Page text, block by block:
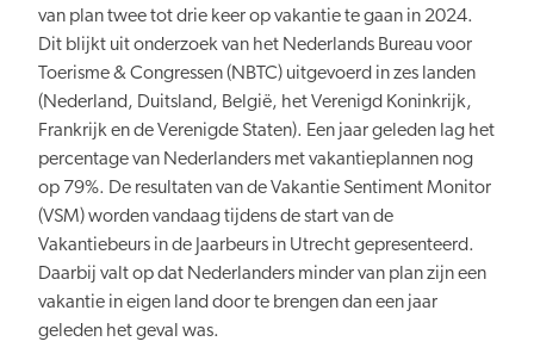
Digitale transformatie
Organiserend vermogen
van plan twee tot drie keer op vakantie te gaan in 2024.
Dit blijkt uit onderzoek van het Nederlands Bureau voor
Toerisme & Congressen (NBTC) uitgevoerd in zes landen
(Nederland, Duitsland, België, het Verenigd Koninkrijk,
Frankrijk en de Verenigde Staten). Een jaar geleden lag het
percentage van Nederlanders met vakantieplannen nog
op 79%. De resultaten van de Vakantie Sentiment Monitor
(VSM) worden vandaag tijdens de start van de
Vakantiebeurs in de Jaarbeurs in Utrecht gepresenteerd.
Daarbij valt op dat Nederlanders minder van plan zijn een
vakantie in eigen land door te brengen dan een jaar
geleden het geval was.